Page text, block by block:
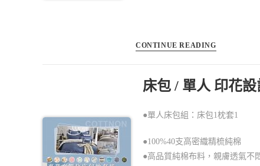
CONTINUE READING
床包 / 單人 印花
●單人床包組：床包1枕套1
●100%40支高密織精梳純棉
●高品質純棉布料，親膚透氣不